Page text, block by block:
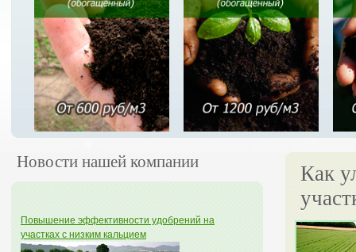
Новости нашей компании
Повышение эффективности удобрений на
участках с низким кальцием
Как